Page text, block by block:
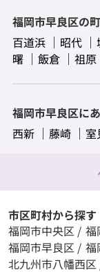
福岡市早良区の
百道浜
昭代
曙
飯倉 祖原
福岡市早良区に
西新
藤崎 室
市区町村から探す
福岡市中央区 / 福
福岡市早良区 / 福
北九州市八幡西区